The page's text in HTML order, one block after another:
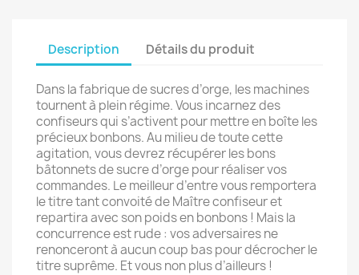
Description Détails du produit
Dans la fabrique de sucres d’orge, les machines
tournent à plein régime. Vous incarnez des
confiseurs qui s’activent pour mettre en boîte les
précieux bonbons. Au milieu de toute cette
agitation, vous devrez récupérer les bons
bâtonnets de sucre d’orge pour réaliser vos
commandes. Le meilleur d’entre vous remportera
le titre tant convoité de Maître confiseur et
repartira avec son poids en bonbons ! Mais la
concurrence est rude : vos adversaires ne
renonceront à aucun coup bas pour décrocher le
titre suprême. Et vous non plus d’ailleurs !